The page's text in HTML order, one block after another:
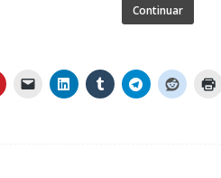
Continuar